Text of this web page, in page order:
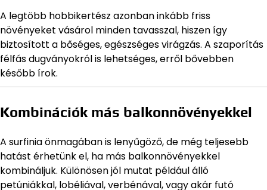
A legtöbb hobbikertész azonban inkább friss
növényeket vásárol minden tavasszal, hiszen így
biztosított a bőséges, egészséges virágzás. A szaporítás
félfás dugványokról is lehetséges, erről bővebben
később írok.
Kombinációk más balkonnövényekkel
A surfinia önmagában is lenyűgöző, de még teljesebb
hatást érhetünk el, ha más balkonnövényekkel
kombináljuk. Különösen jól mutat például álló
petúniákkal, lobéliával, verbénával, vagy akár futó